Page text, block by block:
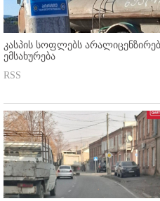
კასპის სოფლებს
ემსახურება
RSS